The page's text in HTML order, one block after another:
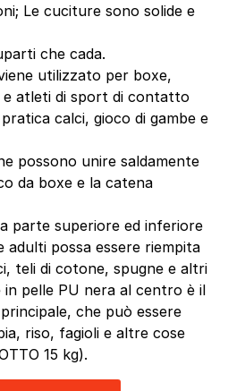
Le cuciture sono solide e
che cada.
utilizzato per boxe,
e atleti di sport di contatto
calci, gioco di gambe e
possono unire saldamente
da boxe e la catena
parte superiore ed inferiore
adulti possa essere riempita
teli di cotone, spugne e altri
in pelle PU nera al centro è il
che può essere
riso, fagioli e altre cose
15 kg).